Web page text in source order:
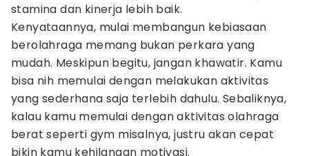
stamina dan kinerja lebih baik.
Kenyataannya, mulai membangun kebiasaan
berolahraga memang bukan perkara yang
mudah. Meskipun begitu, jangan khawatir. Kamu
bisa nih memulai dengan melakukan aktivitas
yang sederhana saja terlebih dahulu. Sebaliknya,
kalau kamu memulai dengan aktivitas olahraga
berat seperti gym misalnya, justru akan cepat
bikin kamu kehilangan motivasi.